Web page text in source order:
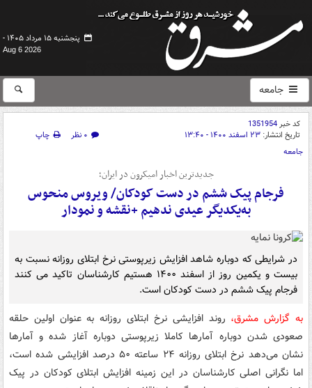
پنجشنبه ۱۵ مرداد ۱۴۰۵ -
Aug 6 2026
جامعه
کد خبر1351954
تاریخ انتشار: ۲۳ اسفند ۱۴۰۰ - ۱۳:۴۰ ۰ نظر
چاپ
جامعه
جدیدترین اخبار امیکرون در ایران؛
فرجام پیک ششم در دست کودکان/ ویروس منحوس
به‌یکدیگر عیدی ندهیم +نقشه و نمودار
در شرایطی که دوباره شاهد افزایش زیرپوستی نرخ ابتلای روزانه نسبت به
بیست و یکمین روز از اسفند ۱۴۰۰ هستیم کارشناسان تاکید می کنند
فرجام پیک ششم در دست کودکان است.
به‌ گزارش مشرق، روند افزایشی نرخ ابتلای روزانه به عنوان اولین حلقه
صعودی شدن دوباره آمارها کاملا زیرپوستی دوباره آغاز شده و آمارها
نشان می‌دهد نرخ ابتلای روزانه ۲۴ ساعته ۵۰ درصد افزایشی شده است،
اما نگرانی اصلی کارشناسان در این زمینه افزایش ابتلای کودکان در پیک